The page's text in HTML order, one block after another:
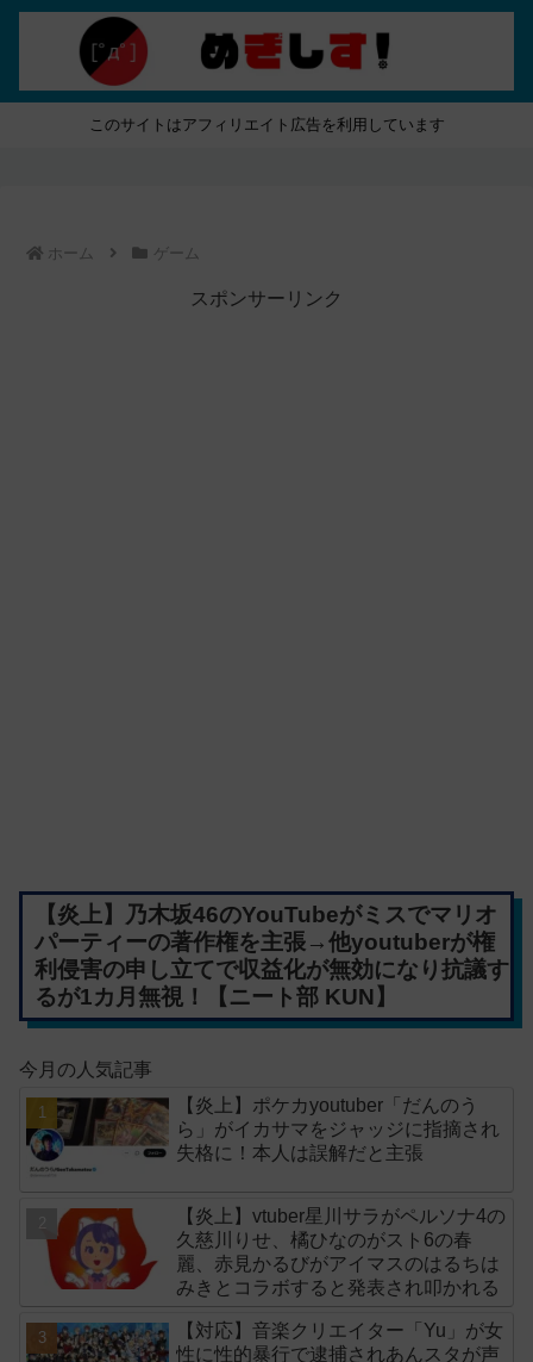
このサイトはアフィリエイト広告を利用しています
ホーム ゲーム
スポンサーリンク
【炎上】乃木坂46のYouTubeがミスでマリオ
パーティーの著作権を主張→他youtuberが権
利侵害の申し立てで収益化が無効になり抗議す
るが1カ月無視！【ニート部 KUN】
今月の人気記事
【炎上】ポケカyoutuber「だんのう
ら」がイカサマをジャッジに指摘され
失格に！本人は誤解だと主張
【炎上】vtuber星川サラがペルソナ4の
久慈川りせ、橘ひなのがスト6の春
麗、赤見かるびがアイマスのはるちは
みきとコラボすると発表され叩かれる
【対応】音楽クリエイター「Yu」が女
性に性的暴行で逮捕されあんスタが声